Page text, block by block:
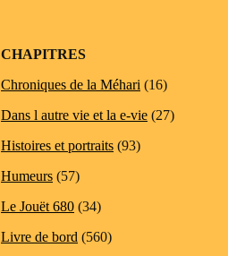
CHAPITRES
Chroniques de la Méhari (16)
Dans l autre vie et la e-vie (27)
Histoires et portraits (93)
Humeurs (57)
Le Jouët 680 (34)
Livre de bord (560)